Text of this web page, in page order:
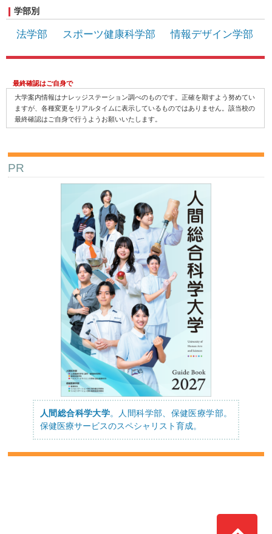
学部別
法学部 スポーツ健康科学部 情報デザイン学部
最終確認はご自身で
大学案内情報はナレッジステーション調べのものです。正確を期すよう努めてい
ますが、各種変更をリアルタイムに表示しているものではありません。該当校の
最終確認はご自身で行うようお願いいたします。
PR
人間総合科学大学。人間科学部、保健医療学部。
保健医療サービスのスペシャリスト育成。